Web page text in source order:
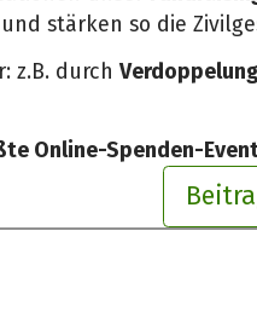
und stärken so die
z.B. durch
Online-Spenden-